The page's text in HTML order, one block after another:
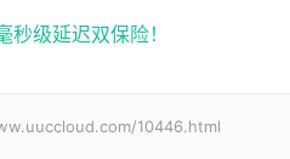
级延迟双保险！
10446.html